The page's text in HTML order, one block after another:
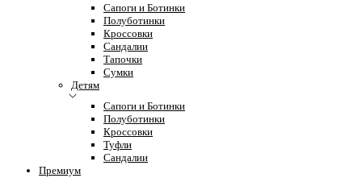
Сапоги и Ботинки
Полуботинки
Кроссовки
Сандалии
Тапочки
Сумки
Детям
Сапоги и Ботинки
Полуботинки
Кроссовки
Туфли
Сандалии
Премиум